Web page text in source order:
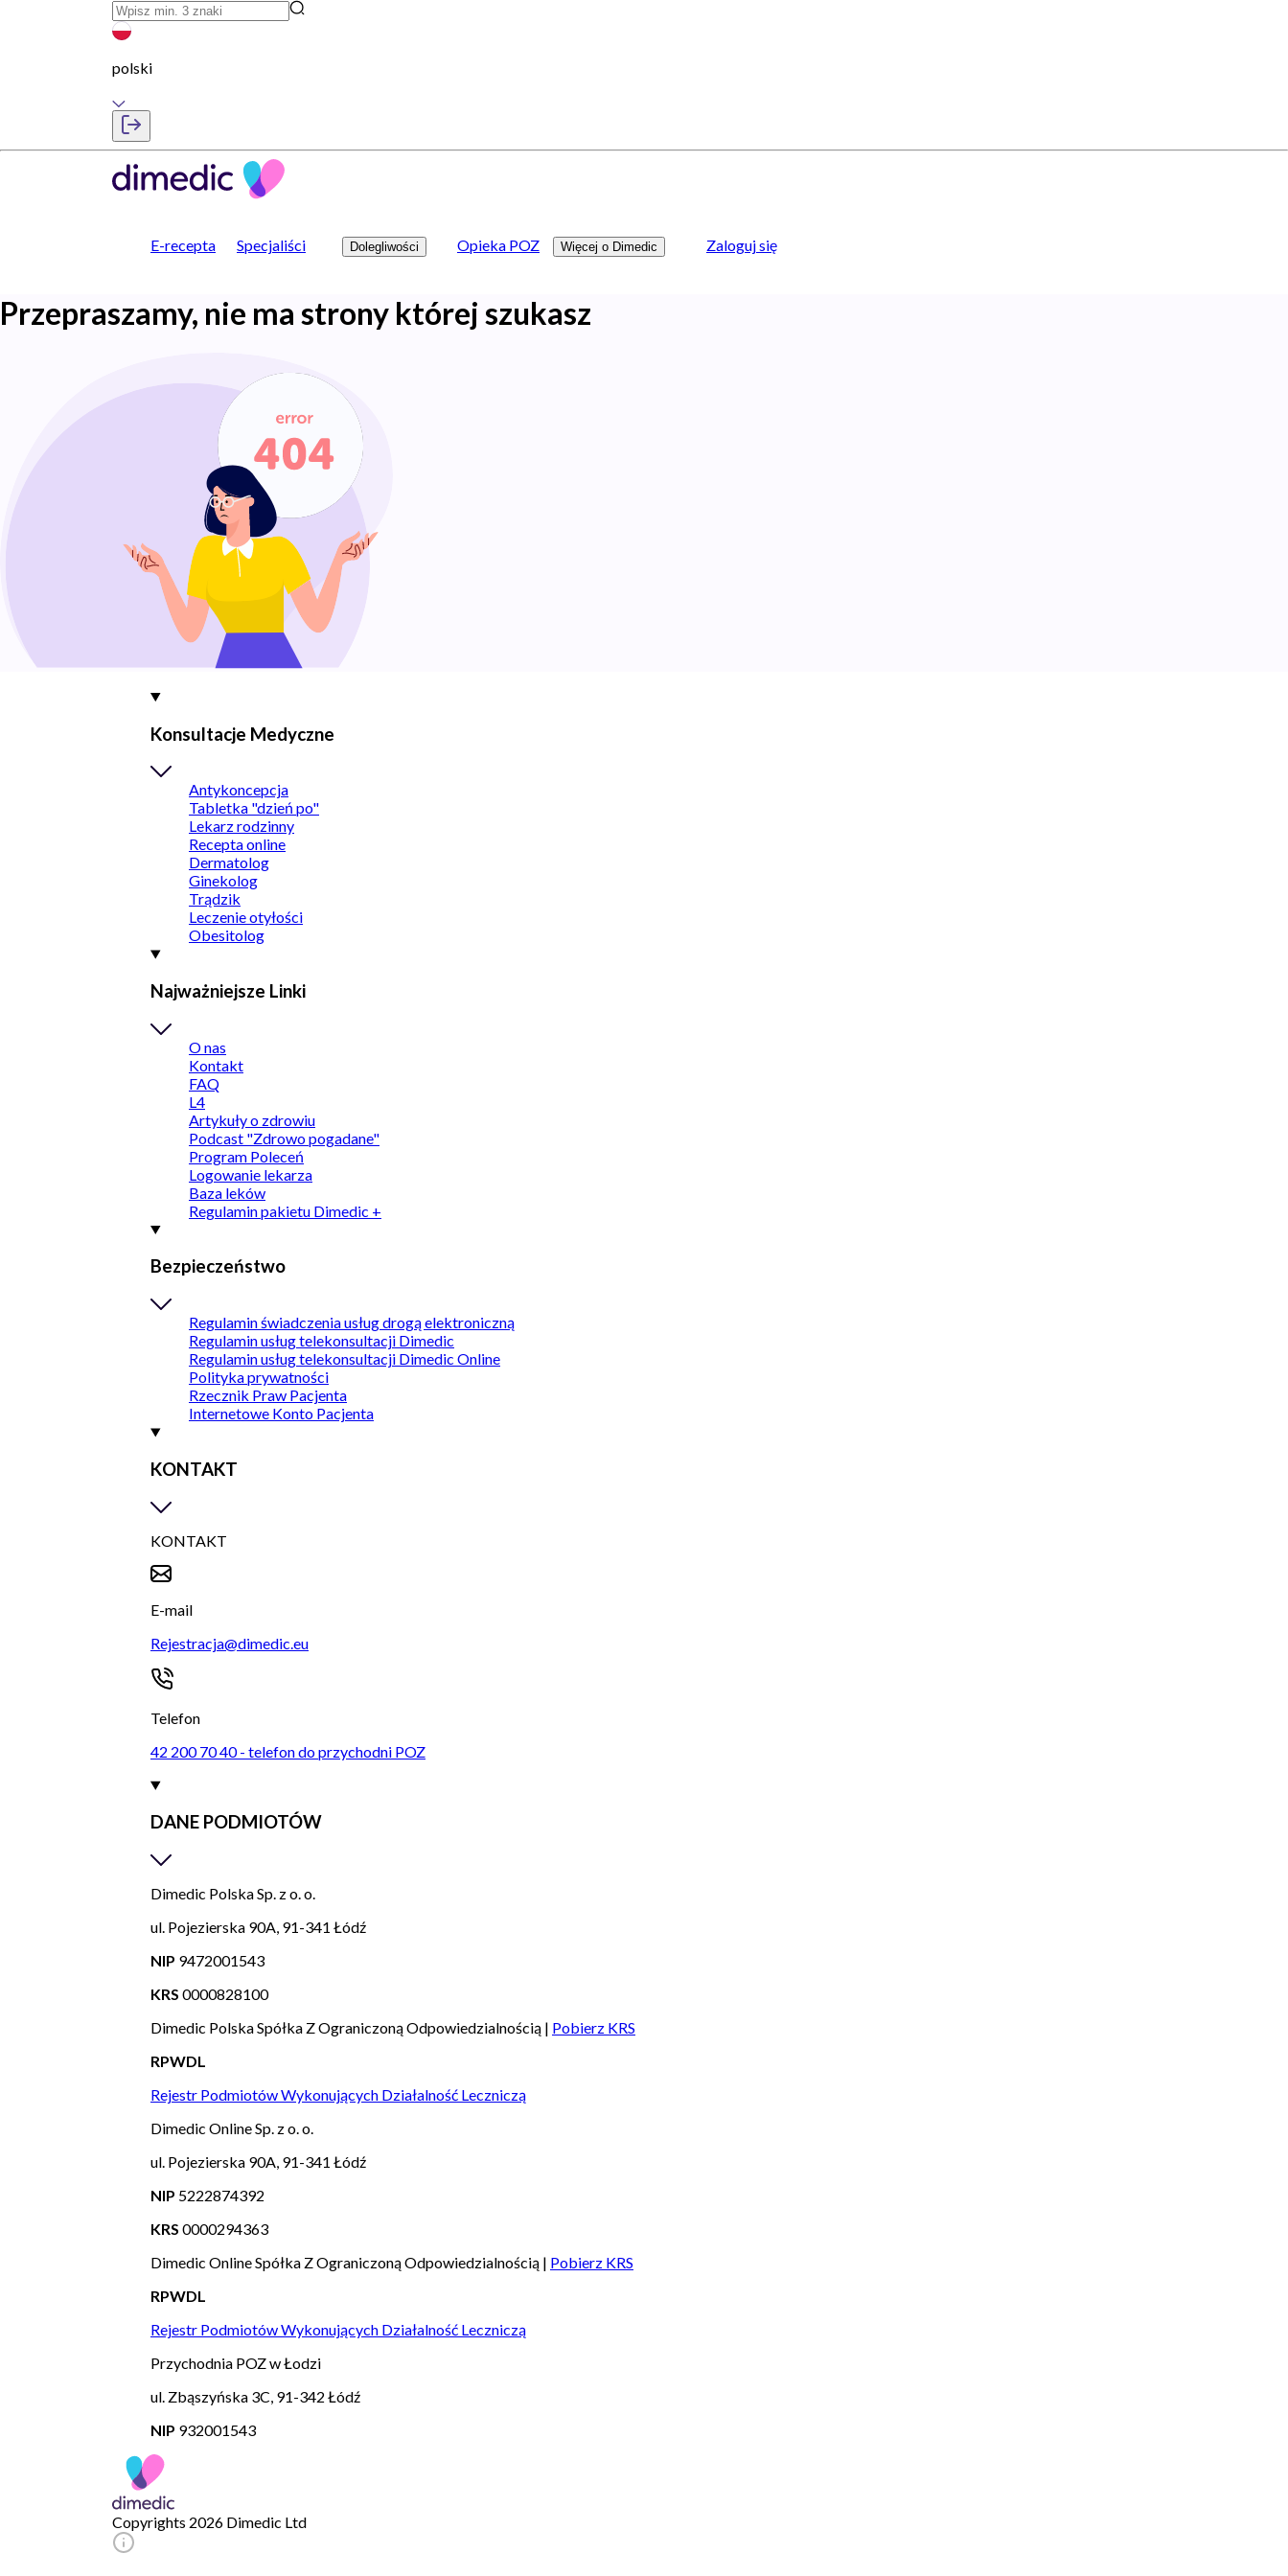
polski
E-recepta Specjaliści Dolegliwości Opieka POZ Więcej o Dimedic Zaloguj się
Przepraszamy, nie ma strony której szukasz
Konsultacje Medyczne
Antykoncepcja
Tabletka "dzień po"
Lekarz rodzinny
Recepta online
Dermatolog
Ginekolog
Trądzik
Leczenie otyłości
Obesitolog
Najważniejsze Linki
O nas
Kontakt
FAQ
L4
Artykuły o zdrowiu
Podcast "Zdrowo pogadane"
Program Poleceń
Logowanie lekarza
Baza leków
Regulamin pakietu Dimedic +
Bezpieczeństwo
Regulamin świadczenia usług drogą elektroniczną
Regulamin usług telekonsultacji Dimedic
Regulamin usług telekonsultacji Dimedic Online
Polityka prywatności
Rzecznik Praw Pacjenta
Internetowe Konto Pacjenta
KONTAKT
KONTAKT
E-mail
Rejestracja@dimedic.eu
Telefon
42 200 70 40 - telefon do przychodni POZ
DANE PODMIOTÓW
Dimedic Polska Sp. z o. o.
ul. Pojezierska 90A, 91-341 Łódź
NIP 9472001543
KRS 0000828100
Dimedic Polska Spółka Z Ograniczoną Odpowiedzialnością | Pobierz KRS
RPWDL
Rejestr Podmiotów Wykonujących Działalność Leczniczą
Dimedic Online Sp. z o. o.
ul. Pojezierska 90A, 91-341 Łódź
NIP 5222874392
KRS 0000294363
Dimedic Online Spółka Z Ograniczoną Odpowiedzialnością | Pobierz KRS
RPWDL
Rejestr Podmiotów Wykonujących Działalność Leczniczą
Przychodnia POZ w Łodzi
ul. Zbąszyńska 3C, 91-342 Łódź
NIP 932001543
Copyrights 2026 Dimedic Ltd